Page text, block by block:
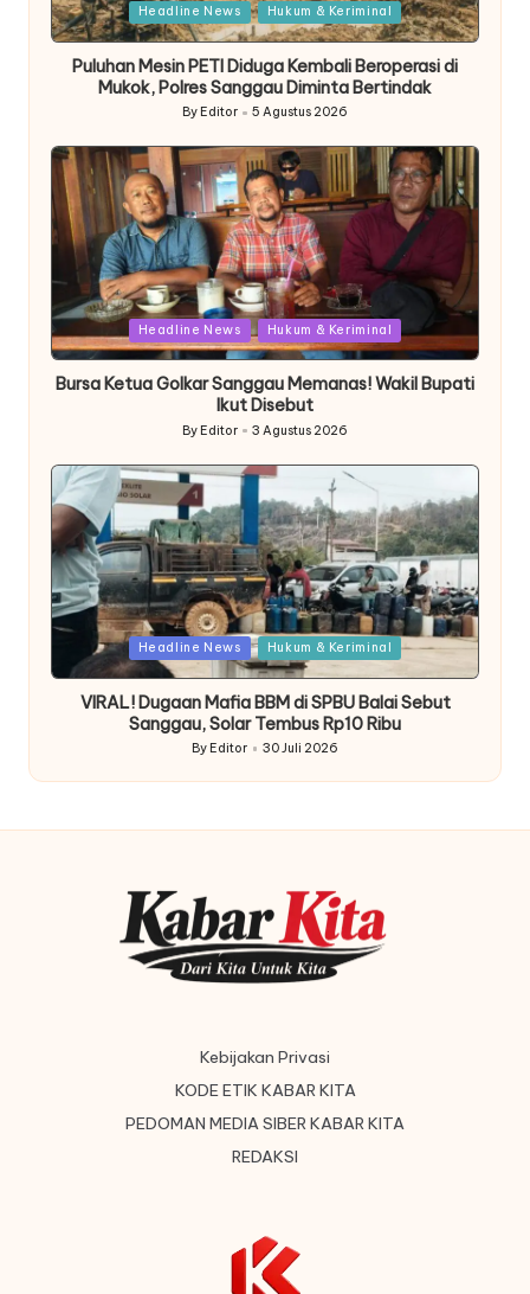
Posted
in
Headline News Hukum & Keriminal
Puluhan Mesin PETI Diduga Kembali Beroperasi di
Mukok, Polres Sanggau Diminta Bertindak
Posted
by
By Editor 5 Agustus 2026
in
Headline News Hukum & Keriminal
Bursa Ketua Golkar Sanggau Memanas! Wakil Bupati
Ikut Disebut
Posted
By Editor 3 Agustus 2026
Posted
in
Headline News Hukum & Keriminal
VIRAL! Dugaan Mafia BBM di SPBU Balai Sebut
Sanggau, Solar Tembus Rp10 Ribu
Posted
by
By Editor 30 Juli 2026
Kebijakan Privasi
KODE ETIK KABAR KITA
PEDOMAN MEDIA SIBER KABAR KITA
REDAKSI